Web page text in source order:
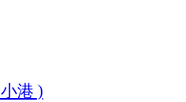
小港 )